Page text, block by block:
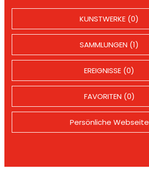
KUNSTWERKE (0)
SAMMLUNGEN (1)
EREIGNISSE (0)
FAVORITEN (0)
Persönliche Webseite